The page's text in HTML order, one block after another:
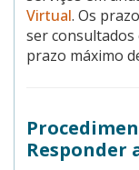
Virtual. Os
ser consultados
prazo máximo
Responder